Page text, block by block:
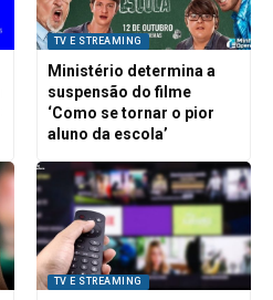
TV E STREAMING
Ministério determina a
suspensão do filme
‘Como se tornar o pior
aluno da escola’
TV E STREAMING